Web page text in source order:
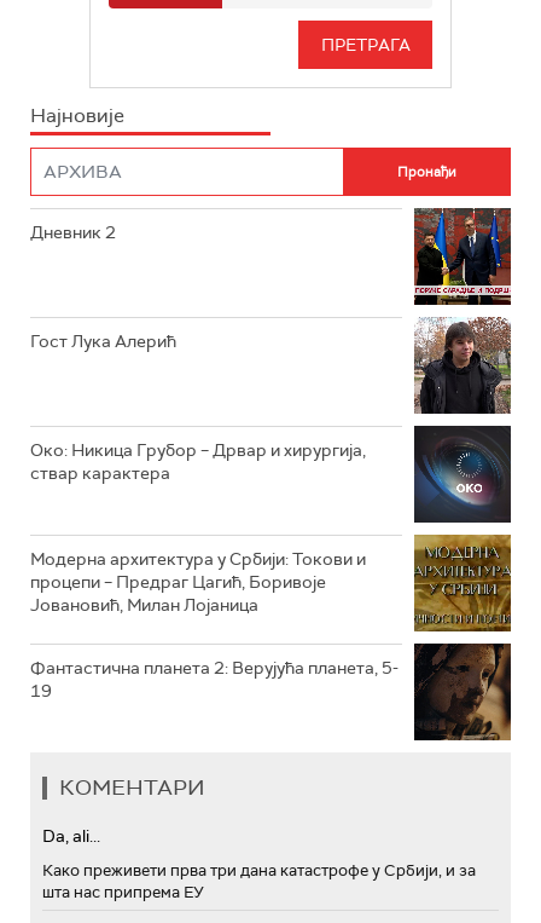
РТС 3
ИНФО
Најновије
Дневник 2
Гост Лука Алерић
Око: Никица Грубор – Дрвар и хирургија,
ствар карактера
Модерна архитектура у Србији: Токови и
процепи – Предраг Цагић, Боривоје
Јовановић, Милан Лојаница
Фантастична планета 2: Верујућа планета, 5-
19
КОМЕНТАРИ
Da, ali...
Како преживети прва три дана катастрофе у Србији, и за
шта нас припрема ЕУ